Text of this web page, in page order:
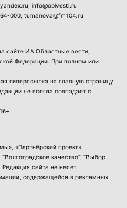
info@oblvesti.ru
000 , tumanova@fm104.ru
сайте ИА Областные вести,
Федерации. При полном или
гиперссылка на главную страницу
не всегда совпадает с
«Партнёрский проект»,
качество”, “Выбор
сайта не несет
содержащейся в рекламных